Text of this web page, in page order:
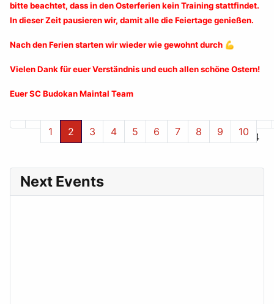
bitte beachtet, dass in den Osterferien kein Training stattfindet.
In dieser Zeit pausieren wir, damit alle die Feiertage genießen.
Nach den Ferien starten wir wieder wie gewohnt durch 💪
Vielen Dank für euer Verständnis und euch allen schöne Ostern!
Euer SC Budokan Maintal Team
Seite 2 von 24
1 2 3 4 5 6 7 8 9 10
Next Events